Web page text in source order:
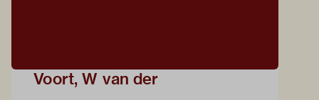
Voort, W van der